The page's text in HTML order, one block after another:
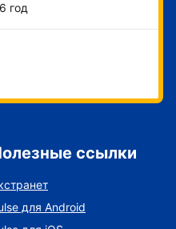
год
ссылки
для Android